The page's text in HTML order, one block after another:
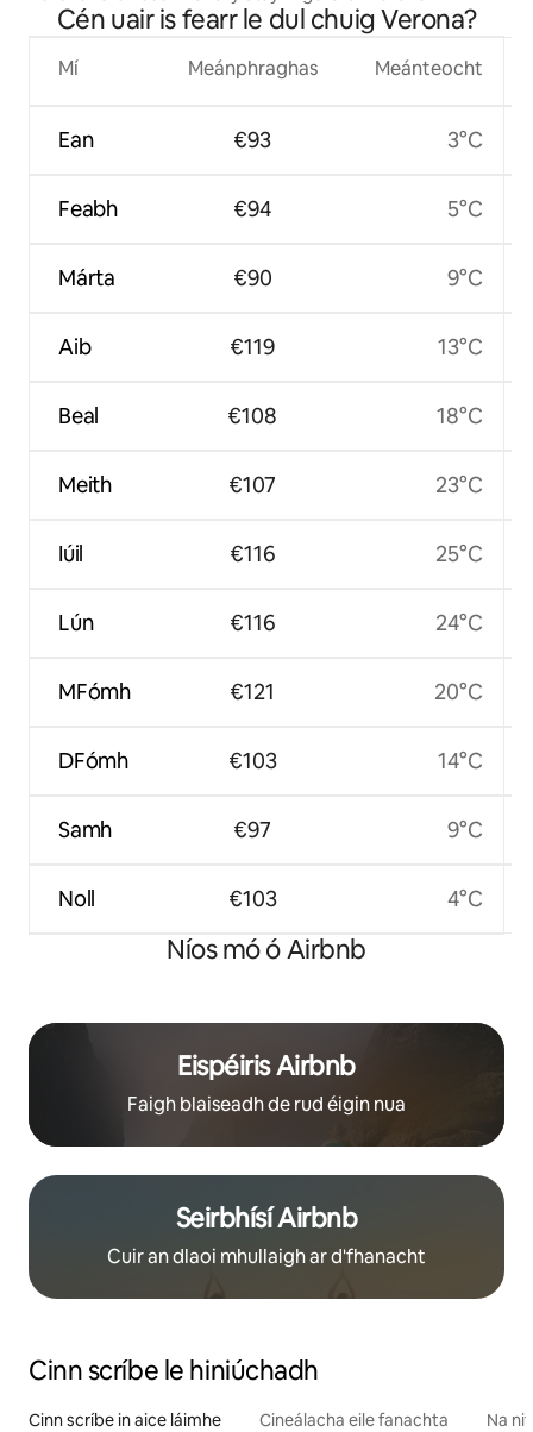
Cén uair is fearr le dul chuig Verona?
Mí
Ean
Feabh
Márta
Aib
Beal
Meith
Iúil
Lún
MFómh
DFómh
Samh
Noll
Meánphraghas
€93
€94
€90
€119
€108
€107
€116
€116
€121
€103
€97
€103
Meánteocht
3°C
5°C
9°C
13°C
18°C
23°C
25°C
24°C
20°C
14°C
9°C
4°C
Níos mó ó Airbnb
Eispéiris Airbnb
Faigh blaiseadh de rud éigin nua
Seirbhísí Airbnb
Cuir an dlaoi mhullaigh ar d'fhanacht
Cinn scríbe le hiniúchadh
Cinn scríbe in aice láimhe Cineálacha eile fanachta Na